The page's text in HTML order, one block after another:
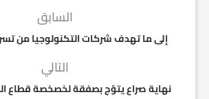
السابق
إلى ما تهدف شركات التكنولوجيا من
التالي
نهاية صراع يتوّج بصفقة لخصخصة قطاع